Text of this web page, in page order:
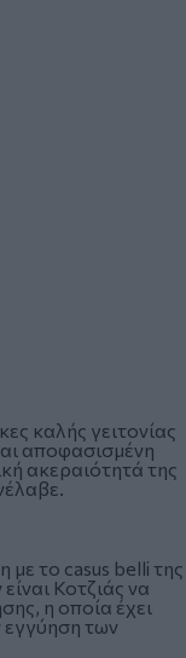
καλής γειτονίας
αποφασισμένη
ακεραιότητά της
με το casus belli της
Κοτζιάς να
η οποία έχει
εγγύηση των